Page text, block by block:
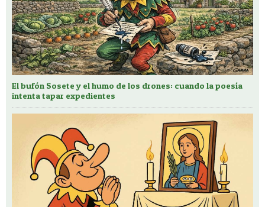
El bufón Sosete y el humo de los drones: cuando la poesía
intenta tapar expedientes